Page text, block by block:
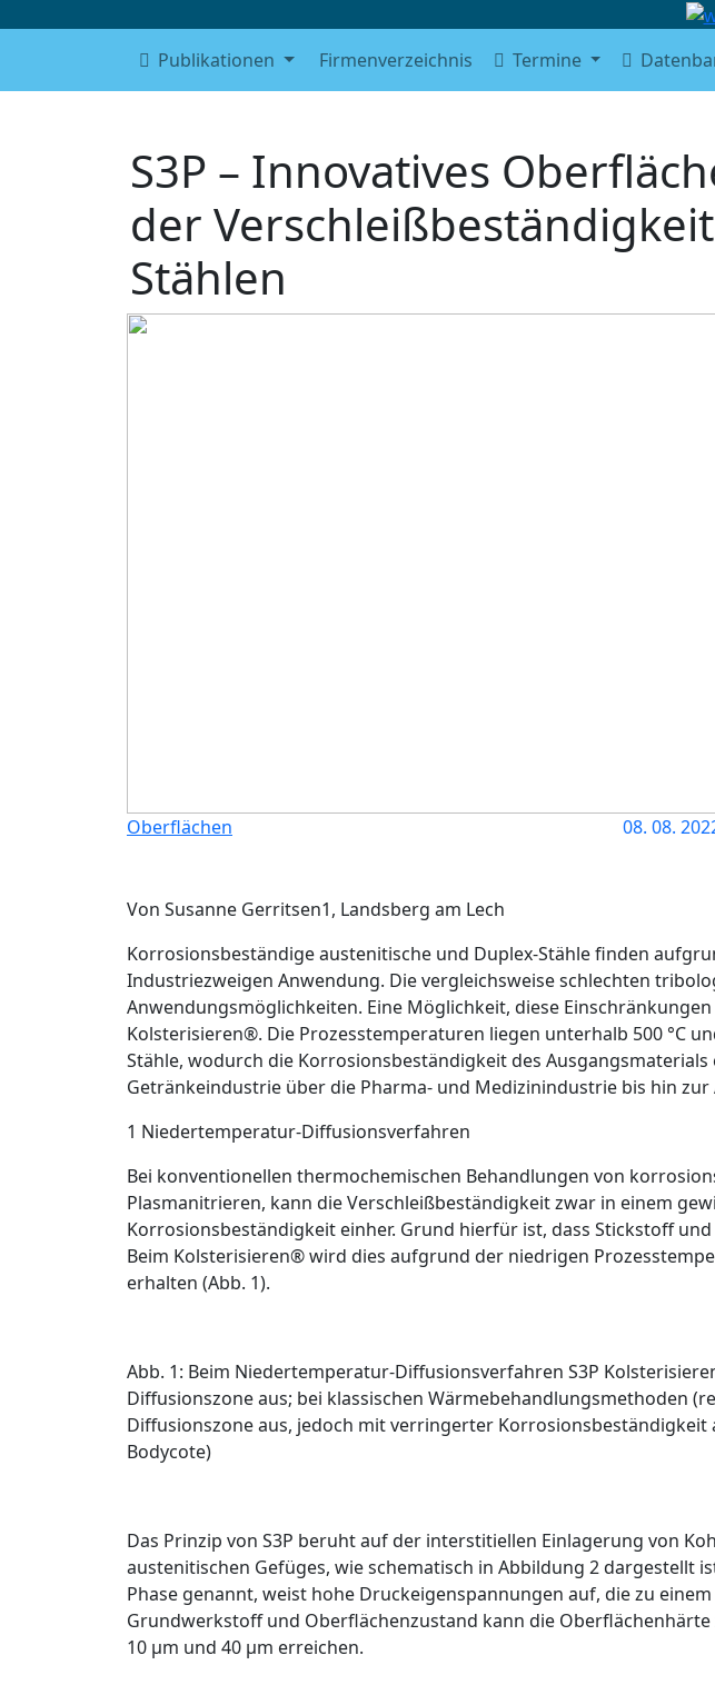
Publikationen Firmenverzeichnis Termine
S3P – Innovatives
der
Stählen
Oberflächen 08. 08.
Von Susanne Gerritsen1, Landsberg am Lech
Korrosionsbeständige austenitische und Duplex-Stähle finden
Industriezweigen Anwendung. Die vergleichsweise schlechten
Anwendungsmöglichkeiten. Eine Möglichkeit, diese
Kolsterisieren®. Die Prozesstemperaturen liegen unterhalb 500 °C
Stähle, wodurch die Korrosionsbeständigkeit des
Getränkeindustrie über die Pharma- und Medizinindustrie bis hin
1 Niedertemperatur-­Diffusionsverfahren
Bei konventionellen thermochemischen Behandlungen von
Plasmanitrieren, kann die Verschleißbeständigkeit zwar in einem
Korrosionsbeständigkeit einher. Grund hierfür ist, dass Stickstoff
Beim Kolsterisieren®wird dies aufgrund der niedrigen
erhalten (Abb. 1).
Abb. 1: Beim Niedertemperatur-Diffusionsverfahren S3P
Diffusionszone aus; bei klassischen Wärmebehandlungsmethoden
Diffusionszone aus, jedoch mit verringerter
Bodycote)
Das Prinzip von S3P beruht auf der intersti­tiellen Einlagerung von
austenitischen Gefüges, wie schematisch in Abbildung 2dargestellt
Phase genannt, weist hohe Druck­eigenspannungen auf, die zu
Grundwerkstoff und Oberflächenzustand kann die Oberflächenhärte
10 µm und 40 µm erreichen.